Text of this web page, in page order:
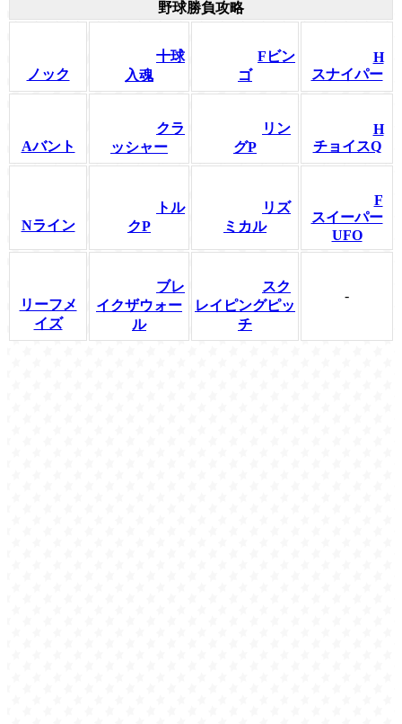
野球勝負攻略
ノック
十球
入魂
Fビン
ゴ
H
スナイパー
Aバント
クラ
ッシャー
リン
グP
H
チョイスQ
Nライン
トル
クP
リズ
ミカル
F
スイーパー
UFO
リーフメ
イズ
ブレ
イクザウォー
ル
スク
レイピングピッ
チ
-